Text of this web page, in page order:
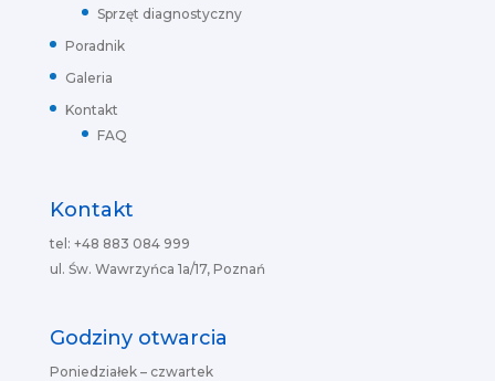
Sprzęt diagnostyczny
Poradnik
Galeria
Kontakt
FAQ
Kontakt
tel: +48 883 084 999
ul. Św. Wawrzyńca 1a/17, Poznań
Godziny otwarcia
Poniedziałek – czwartek